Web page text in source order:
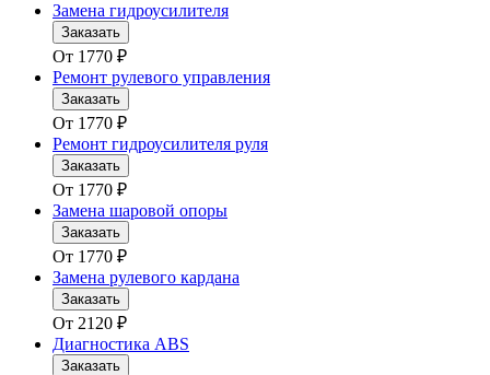
Замена гидроусилителя
Заказать
От 1770 ₽
Ремонт рулевого управления
Заказать
От 1770 ₽
Ремонт гидроусилителя руля
Заказать
От 1770 ₽
Замена шаровой опоры
Заказать
От 1770 ₽
Замена рулевого кардана
Заказать
От 2120 ₽
Диагностика ABS
Заказать